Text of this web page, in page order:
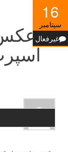
16
سپتامبر
غیرفعال